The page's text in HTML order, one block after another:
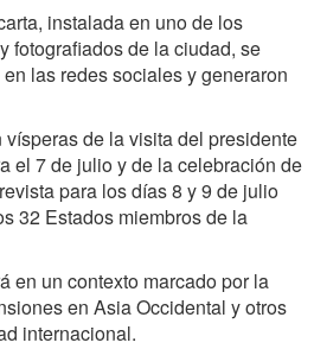
instalada en uno de los
fotografiados de la ciudad, se
las redes sociales y generaron
vísperas de la visita del presidente
el 7 de julio y de la celebración de
para los días 8 y 9 de julio
32 Estados miembros de la
en un contexto marcado por la
en Asia Occidental y otros
internacional.